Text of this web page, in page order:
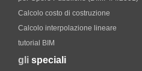
Calcolo costo di costruzione
Calcolo interpolazione lineare
tutorial BIM
gli speciali